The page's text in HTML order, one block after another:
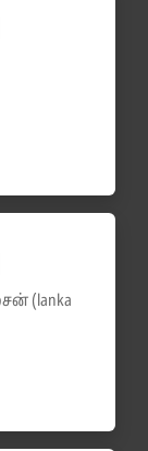
(lanka